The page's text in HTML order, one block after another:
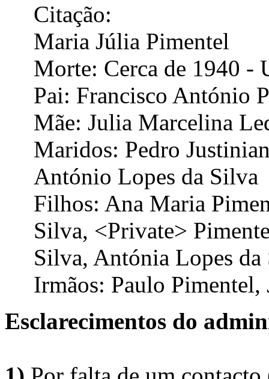
Citação:
Maria Júlia Pimentel
Morte: Cerca de 1940 -
Pai: Francisco António
Mãe: Julia Marcelina
Maridos: Pedro
António Lopes da Silva
Filhos: Ana Maria
Silva, <Private>
Silva, Antónia Lopes da
Irmãos: Paulo
Esclarecimentos do